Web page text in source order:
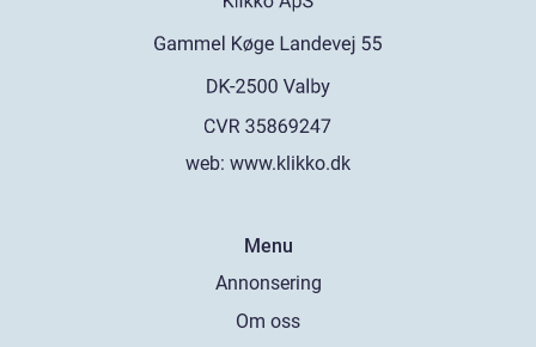
web: www.klikko.dk
Menu
Annonsering
Om oss